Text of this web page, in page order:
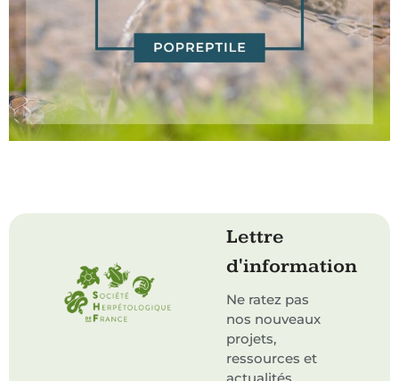
Lettre
d'information
Ne ratez pas
nos nouveaux
projets,
ressources et
actualités.